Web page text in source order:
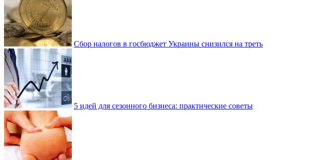
Сбор налогов в госбюджет Украины снизился на треть
5 идей для сезонного бизнеса: практические советы